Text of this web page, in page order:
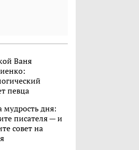
Ваня
певца
мудрость дня:
писателя — и
совет на